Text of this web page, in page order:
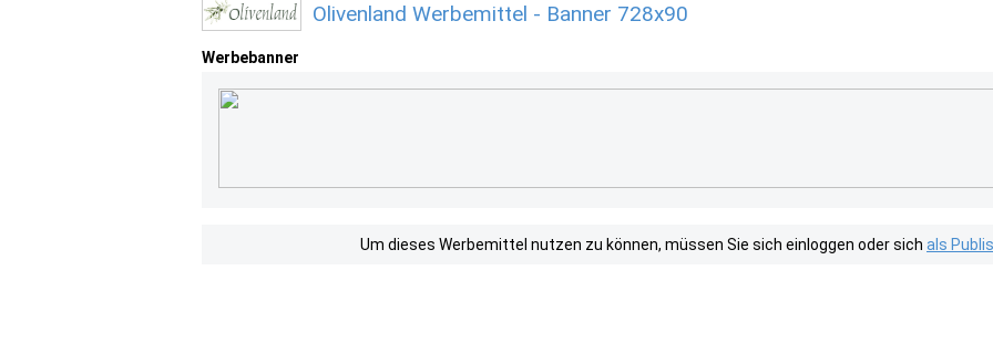
Olivenland Werbemittel - Banner 728x90
Werbebanner
Um dieses Werbemittel nutzen zu können, müssen Sie sich einloggen oder sich als